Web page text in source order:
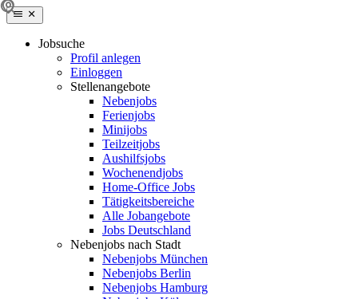
Jobsuche
Profil anlegen
Einloggen
Stellenangebote
Nebenjobs
Ferienjobs
Minijobs
Teilzeitjobs
Aushilfsjobs
Wochenendjobs
Home-Office Jobs
Tätigkeitsbereiche
Alle Jobangebote
Jobs Deutschland
Nebenjobs nach Stadt
Nebenjobs München
Nebenjobs Berlin
Nebenjobs Hamburg